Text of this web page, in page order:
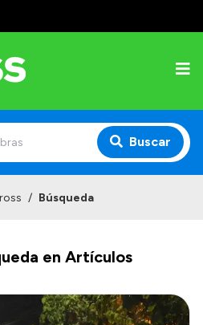
Buscar
/ Búsqueda
en Artículos